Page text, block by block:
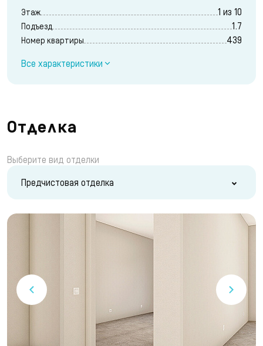
Этаж 1 из 10
Подъезд 1.7
Номер квартиры 439
Все характеристики
Отделка
Выберите вид отделки
Предчистовая отделка